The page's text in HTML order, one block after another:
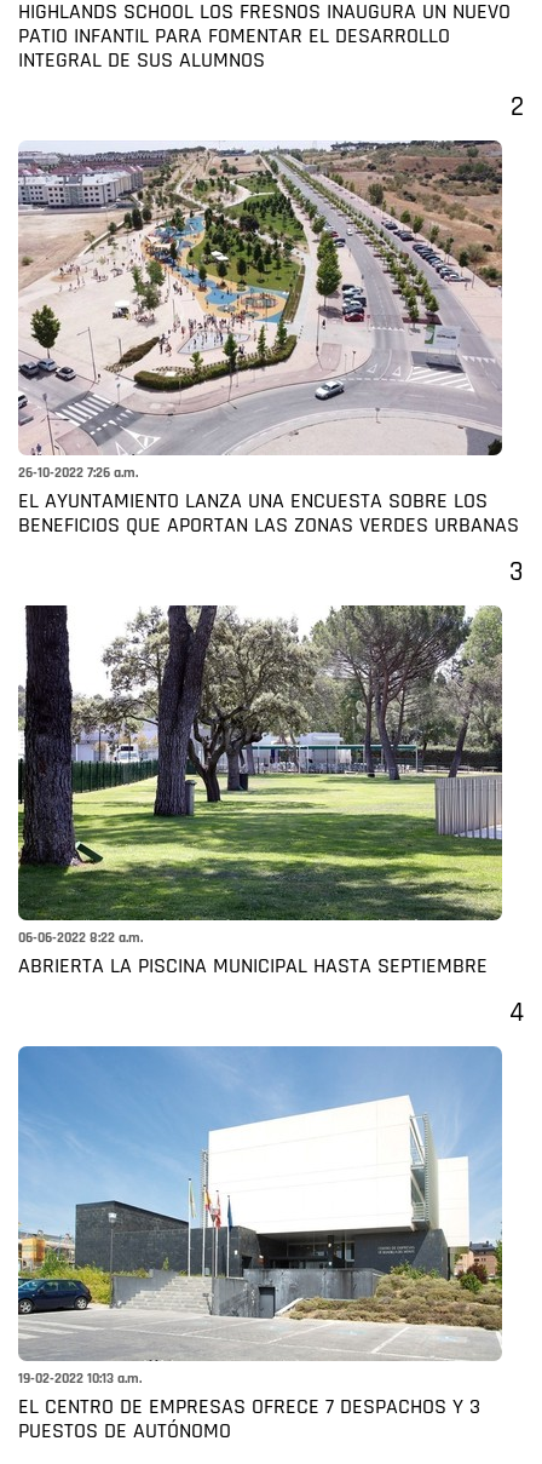
HIGHLANDS SCHOOL LOS FRESNOS INAUGURA UN NUEVO
PATIO INFANTIL PARA FOMENTAR EL DESARROLLO
INTEGRAL DE SUS ALUMNOS
2
26-10-2022 7:26 a.m.
EL AYUNTAMIENTO LANZA UNA ENCUESTA SOBRE LOS
BENEFICIOS QUE APORTAN LAS ZONAS VERDES URBANAS
3
06-06-2022 8:22 a.m.
ABRIERTA LA PISCINA MUNICIPAL HASTA SEPTIEMBRE
4
19-02-2022 10:13 a.m.
EL CENTRO DE EMPRESAS OFRECE 7 DESPACHOS Y 3
PUESTOS DE AUTÓNOMO